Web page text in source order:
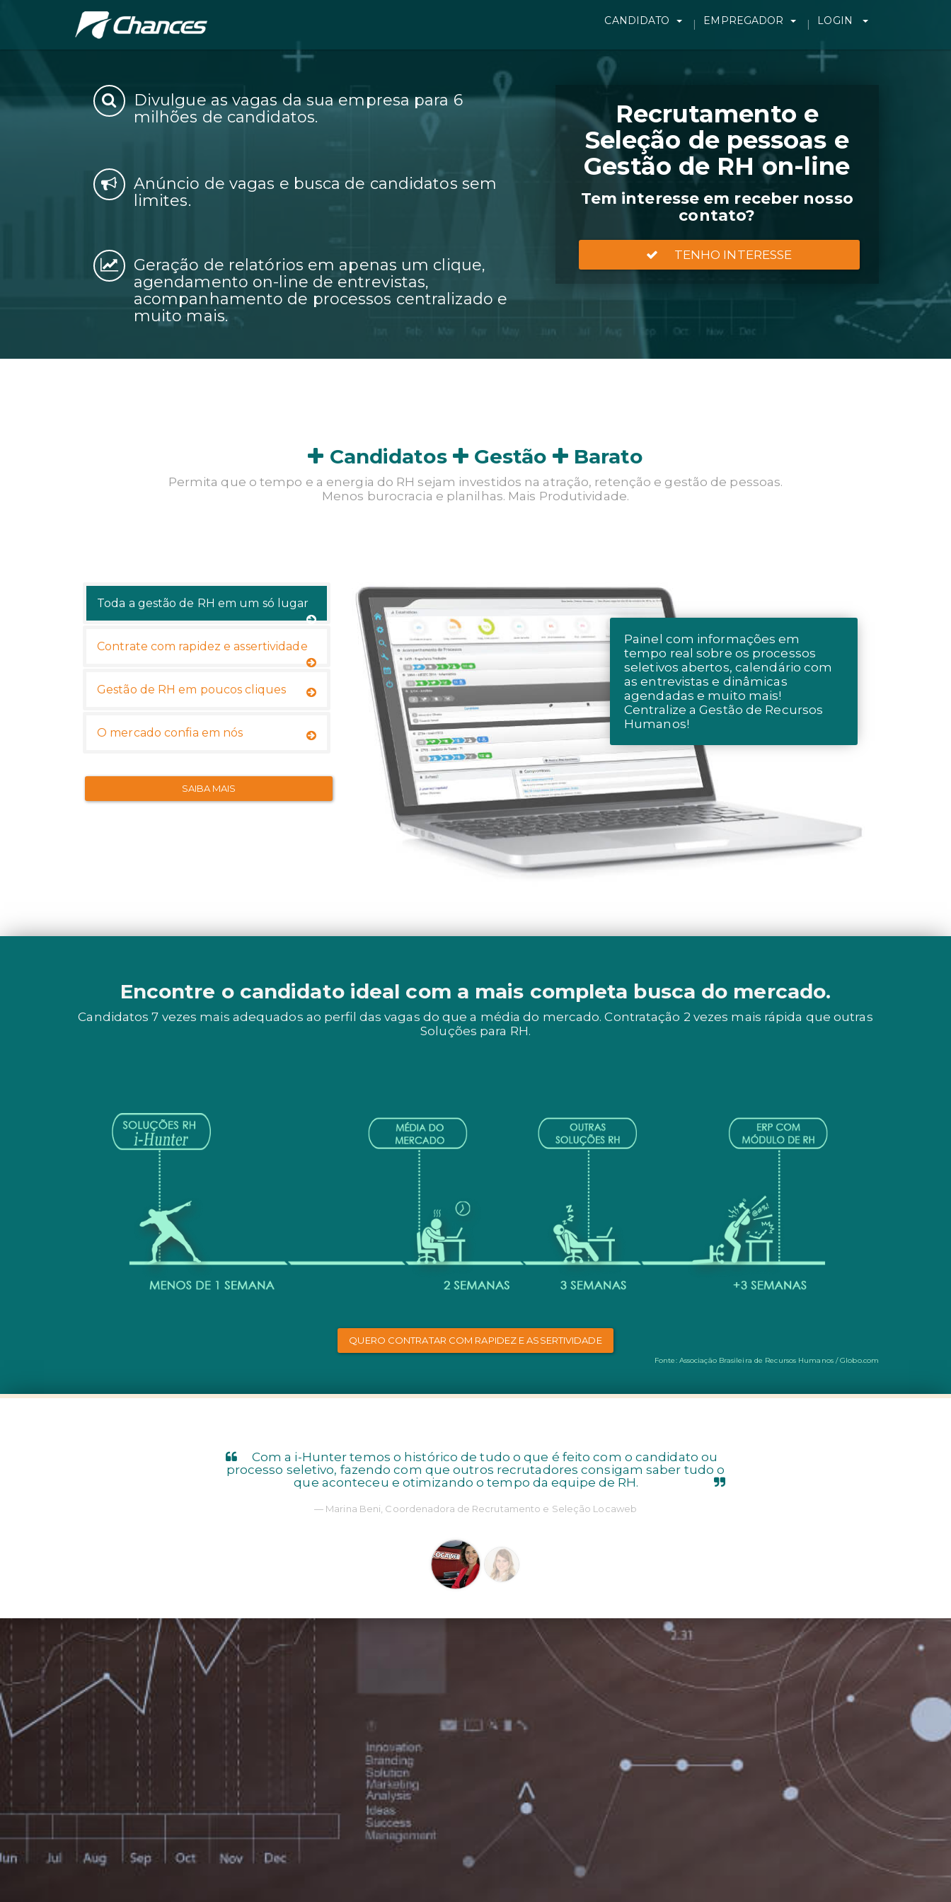
CANDIDATO EMPREGADOR LOGIN
Divulgue as vagas da sua empresa para 6
milhões de candidatos.
Anúncio de vagas e busca de candidatos sem
limites.
Geração de relatórios em apenas um clique,
agendamento on-line de entrevistas,
acompanhamento de processos centralizado e
muito mais.
Recrutamento e
Seleção de pessoas e
Gestão de RH on-line
Tem interesse em receber nosso
contato?
TENHO INTERESSE
Candidatos Gestão Barato
Permita que o tempo e a energia do RH sejam investidos na atração, retenção e gestão de pessoas.
Menos burocracia e planilhas. Mais Produtividade.
Toda a gestão de RH em um só lugar
Contrate com rapidez e assertividade
Gestão de RH em poucos cliques
O mercado confia em nós
SAIBA MAIS
Painel com informações em
tempo real sobre os processos
seletivos abertos, calendário com
as entrevistas e dinâmicas
agendadas e muito mais!
Centralize a Gestão de Recursos
Humanos!
Encontre o candidato ideal com a mais completa busca do mercado.
Candidatos 7 vezes mais adequados ao perfil das vagas do que a média do mercado. Contratação 2 vezes mais rápida que outras
Soluções para RH.
QUERO CONTRATAR COM RAPIDEZ E ASSERTIVIDADE
Fonte: Associação Brasileira de Recursos Humanos / Globo.com
Com a i-Hunter temos o histórico de tudo o que é feito com o candidato ou
processo seletivo, fazendo com que outros recrutadores consigam saber tudo o
que aconteceu e otimizando o tempo da equipe de RH.
Marina Beni, Coordenadora de Recrutamento e Seleção Locaweb